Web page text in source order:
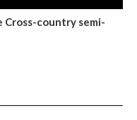
Cross-country semi-